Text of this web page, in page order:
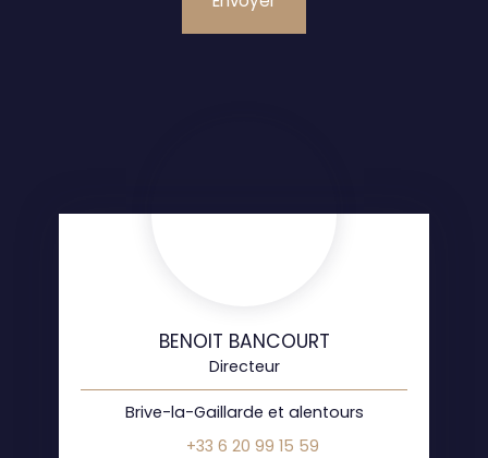
BENOIT BANCOURT
Directeur
Brive-la-Gaillarde et alentours
+33 6 20 99 15 59